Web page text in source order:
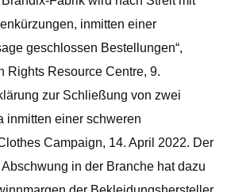
inmitten einer
geschlossen Bestellungen“,
Rights Resource Centre, 9.
zur Schließung von zwei
inmitten einer schweren
Campaign, 14. April 2022. Der
in der Branche hat dazu